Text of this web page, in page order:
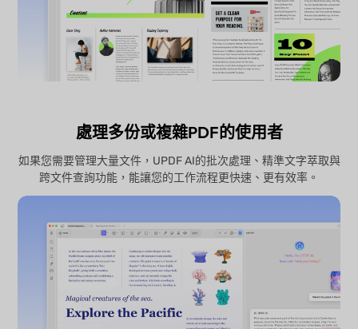
處理多份或複雜PDF的使用者
如果您需要管理大量文件，UPDF AI的批次處理、精準文字萃取與
跨文件查詢功能，能讓您的工作流程更快速、更有效率。